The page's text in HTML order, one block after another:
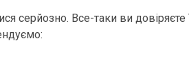
серйозно. Все-таки ви